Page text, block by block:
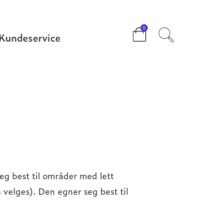
0
best til områder med lett
Den egner seg best til